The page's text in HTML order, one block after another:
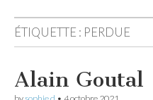
Tout
ÉTIQUETTE : PERDUE
Alain Goutal